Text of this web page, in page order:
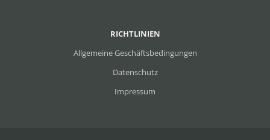
RICHTLINIEN
Allgemeine Geschäftsbedingungen
Datenschutz
Impressum